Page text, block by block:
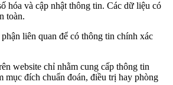
hóa và cập nhật thông tin. Các dữ liệu có
toàn.
liên quan để có thông tin chính xác
website chỉ nhằm cung cấp thông tin
mục đích chuẩn đoán, điều trị hay phòng